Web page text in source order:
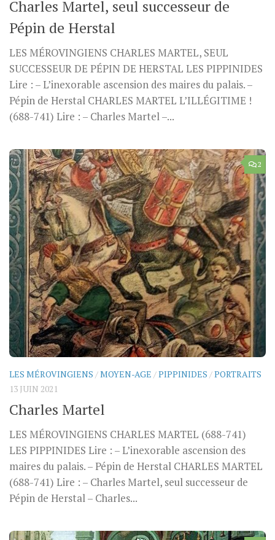
Charles Martel, seul successeur de
Pépin de Herstal
LES MÉROVINGIENS CHARLES MARTEL, SEUL
SUCCESSEUR DE PÉPIN DE HERSTAL LES PIPPINIDES
Lire : – L’inexorable ascension des maires du palais. –
Pépin de Herstal CHARLES MARTEL L’ILLÉGITIME !
(688-741) Lire : – Charles Martel –...
2
LES MÉROVINGIENS /MOYEN-AGE /PIPPINIDES /PORTRAITS
13 JUIN 2021
Charles Martel
LES MÉROVINGIENS CHARLES MARTEL (688-741)
LES PIPPINIDES Lire : – L’inexorable ascension des
maires du palais. – Pépin de Herstal CHARLES MARTEL
(688-741) Lire : – Charles Martel, seul successeur de
Pépin de Herstal – Charles...